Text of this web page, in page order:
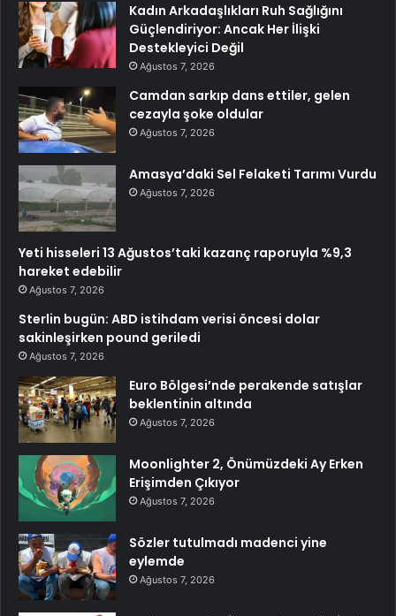
Kadın Arkadaşlıkları Ruh Sağlığını
Güçlendiriyor: Ancak Her İlişki
Destekleyici Değil
Ağustos 7, 2026
Camdan sarkıp dans ettiler, gelen
cezayla şoke oldular
Ağustos 7, 2026
Amasya’daki Sel Felaketi Tarımı Vurdu
Ağustos 7, 2026
Yeti hisseleri 13 Ağustos’taki kazanç raporuyla %9,3
hareket edebilir
Ağustos 7, 2026
Sterlin bugün: ABD istihdam verisi öncesi dolar
sakinleşirken pound geriledi
Ağustos 7, 2026
Euro Bölgesi’nde perakende satışlar
beklentinin altında
Ağustos 7, 2026
Moonlighter 2, Önümüzdeki Ay Erken
Erişimden Çıkıyor
Ağustos 7, 2026
Sözler tutulmadı madenci yine
eylemde
Ağustos 7, 2026